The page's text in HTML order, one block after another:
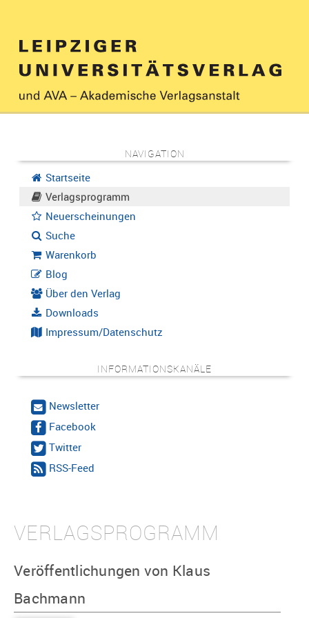
NAVIGATION
Startseite
Verlagsprogramm
Neuerscheinungen
Suche
Warenkorb
Blog
Über den Verlag
Downloads
Impressum/Datenschutz
INFORMATIONSKANÄLE
Newsletter
Facebook
Twitter
RSS-Feed
VERLAGSPROGRAMM
Veröffentlichungen von Klaus
Bachmann